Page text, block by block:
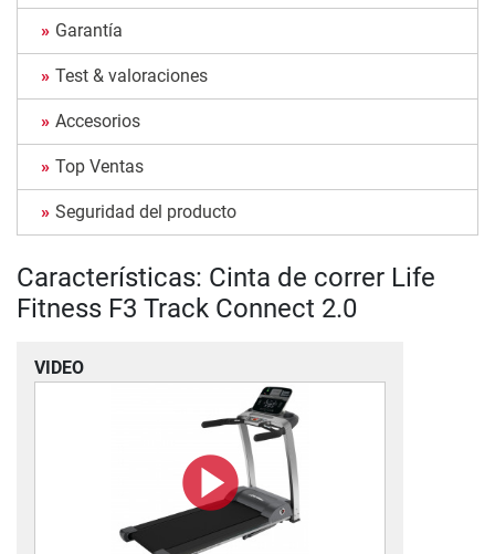
Garantía
Test & valoraciones
Accesorios
Top Ventas
Seguridad del producto
Características: Cinta de correr Life
Fitness F3 Track Connect 2.0
VIDEO